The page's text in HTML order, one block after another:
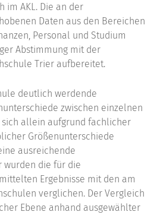
im AKL. Die an der
Daten aus den Bereichen
Personal und Studium
Abstimmung mit der
Trier aufbereitet.
deutlich werdende
zwischen einzelnen
allein aufgrund fachlicher
Größenunterschiede
ausreichende
wurden die für die
Ergebnisse mit den am
verglichen. Der Vergleich
Ebene anhand ausgewählter